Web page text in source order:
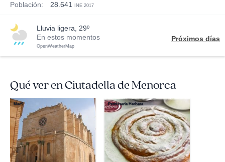
Población: 28.641 INE 2017
lluvia ligera, 29º
En estos momentos
OpenWeatherMap
Próximos días
Qué ver en Ciutadella de Menorca
Mac9 Pastisseria Herbera